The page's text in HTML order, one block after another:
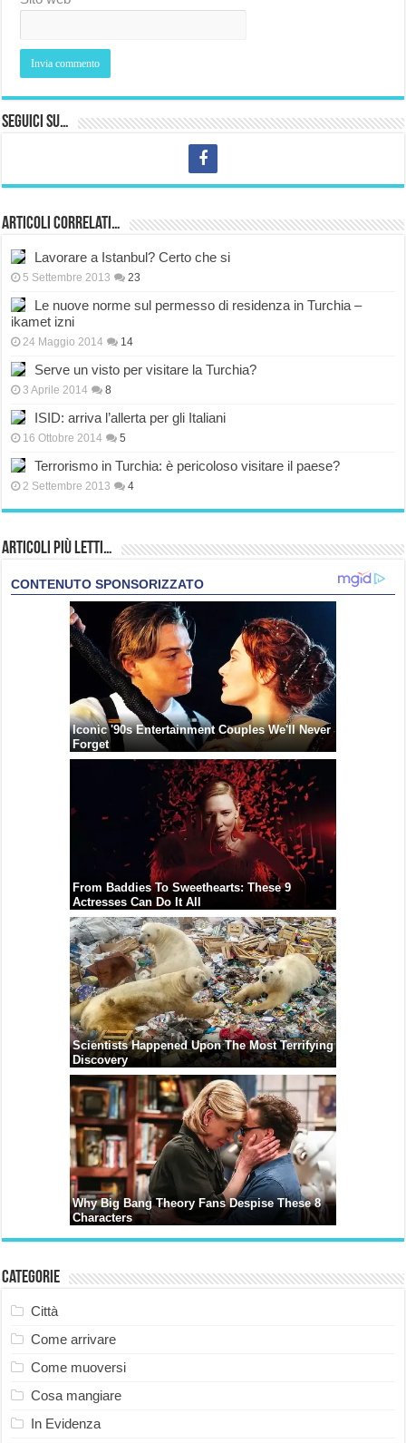
Seguici su…
Articoli correlati…
Lavorare a Istanbul? Certo che si
5 Settembre 2013 23
Le nuove norme sul permesso di residenza in Turchia –
ikamet izni
24 Maggio 2014 14
Serve un visto per visitare la Turchia?
3 Aprile 2014 8
ISID: arriva l’allerta per gli Italiani
16 Ottobre 2014 5
Terrorismo in Turchia: è pericoloso visitare il paese?
2 Settembre 2013 4
Articoli più Letti…
Categorie
Città
Come arrivare
Come muoversi
Cosa mangiare
In Evidenza